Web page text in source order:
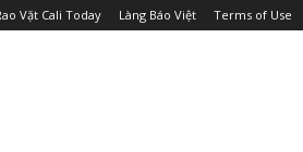
Vặt Cali Today Làng Báo Việt Terms of Use